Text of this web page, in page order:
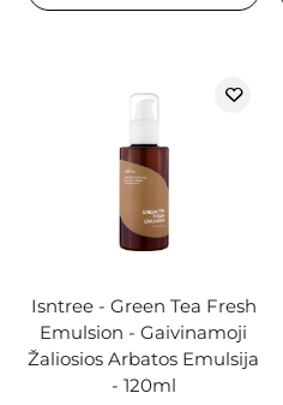
Isntree - Green Tea Fresh
Emulsion - Gaivinamoji
Žaliosios Arbatos Emulsija
- 120ml